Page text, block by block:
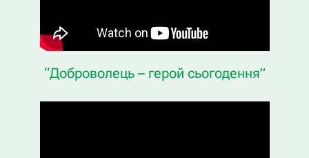
“Доброволець – герой сьогодення”